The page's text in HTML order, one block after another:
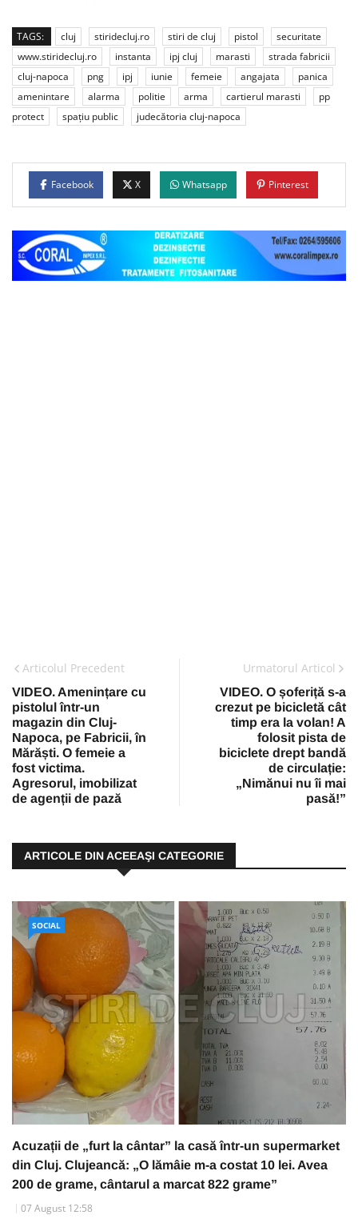
TAGS: cluj stiridecluj.ro stiri de cluj pistol
securitate
www.stiridecluj.ro
instanta ipj cluj marasti
strada fabricii
cluj-napoca
png ipj iunie femeie angajata
panica
amenintare
alarma politie arma cartierul marasti
pp
protect
spațiu public judecătoria cluj-napoca
Facebook X Whatsapp Pinterest
Articolul Precedent
VIDEO. Amenințare cu
pistolul într-un
magazin din Cluj-
Napoca, pe Fabricii, în
Mărăști. O femeie a
fost victima.
Agresorul, imobilizat
de agenții de pază
Urmatorul Articol
VIDEO. O șoferiță s-a
crezut pe bicicletă cât
timp era la volan! A
folosit pista de
biciclete drept bandă
de circulație:
„Nimănui nu îi mai
pasă!”
ARTICOLE DIN ACEEAŞI CATEGORIE
SOCIAL
Acuzații de „furt la cântar” la casă într-un supermarket
din Cluj. Clujeancă: „O lămâie m-a costat 10 lei. Avea
200 de grame, cântarul a marcat 822 grame”
07 August 12:58